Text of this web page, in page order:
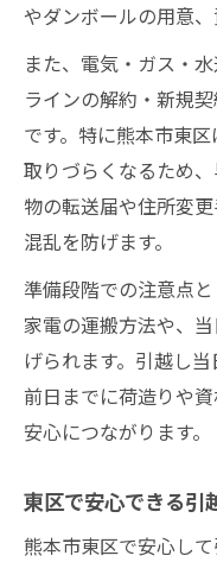
やダンボールの用意、
また、電気・ガス・
ラインの解約・新規
です。特に熊本市東
取りづらくなるため
物の転送届や住所変
混乱を防げます。
準備段階での注意点
家電の運搬方法や、
げられます。引越し当
前日までに荷造りや
安心につながります。
東区で安心できる引
熊本市東区で安心し